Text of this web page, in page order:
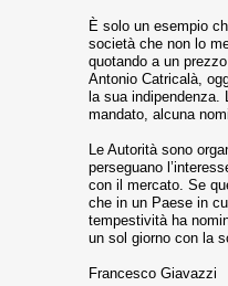
È solo un esempio
società che non lo
quotando a un
Antonio Catricalà,
la sua indipendenza.
mandato, alcuna
Le Autorità sono
perseguano
con il mercato. Se
che in un Paese in
tempestività ha
un sol giorno con la
Francesco Giavazzi